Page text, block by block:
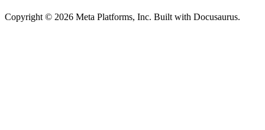
Copyright © 2026 Meta Platforms, Inc. Built with Docusaurus.